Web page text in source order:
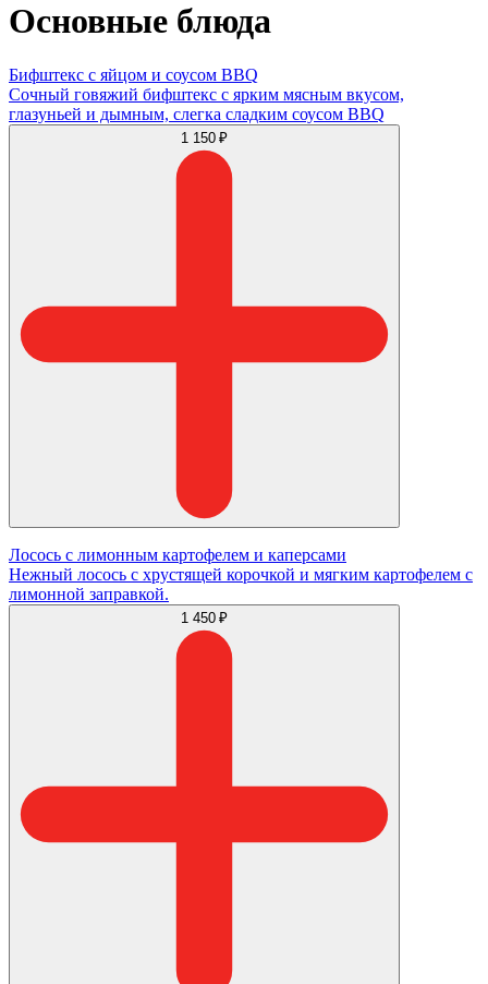
Основные блюда
Бифштекс с яйцом и соусом BBQ
Сочный говяжий бифштекс с ярким мясным вкусом,
глазуньей и дымным, слегка сладким соусом BBQ
1 150 ₽
Лосось с лимонным картофелем и каперсами
Нежный лосось с хрустящей корочкой и мягким картофелем с
лимонной заправкой.
1 450 ₽